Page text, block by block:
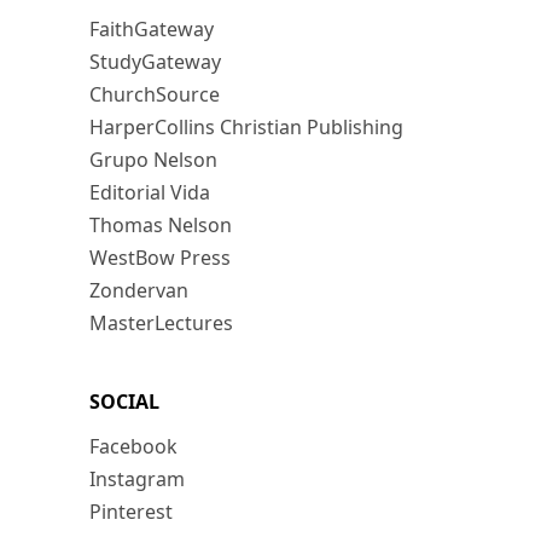
FaithGateway
StudyGateway
ChurchSource
HarperCollins Christian Publishing
Grupo Nelson
Editorial Vida
Thomas Nelson
WestBow Press
Zondervan
MasterLectures
SOCIAL
Facebook
Instagram
Pinterest